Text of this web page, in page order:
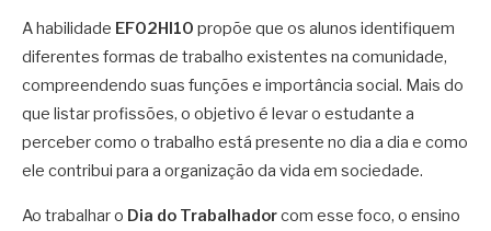
A habilidade EF02HI10 propõe que os alunos identifiquem
diferentes formas de trabalho existentes na comunidade,
compreendendo suas funções e importância social. Mais do
que listar profissões, o objetivo é levar o estudante a
perceber como o trabalho está presente no dia a dia e como
ele contribui para a organização da vida em sociedade.
Ao trabalhar o Dia do Trabalhadorcom esse foco, o ensino